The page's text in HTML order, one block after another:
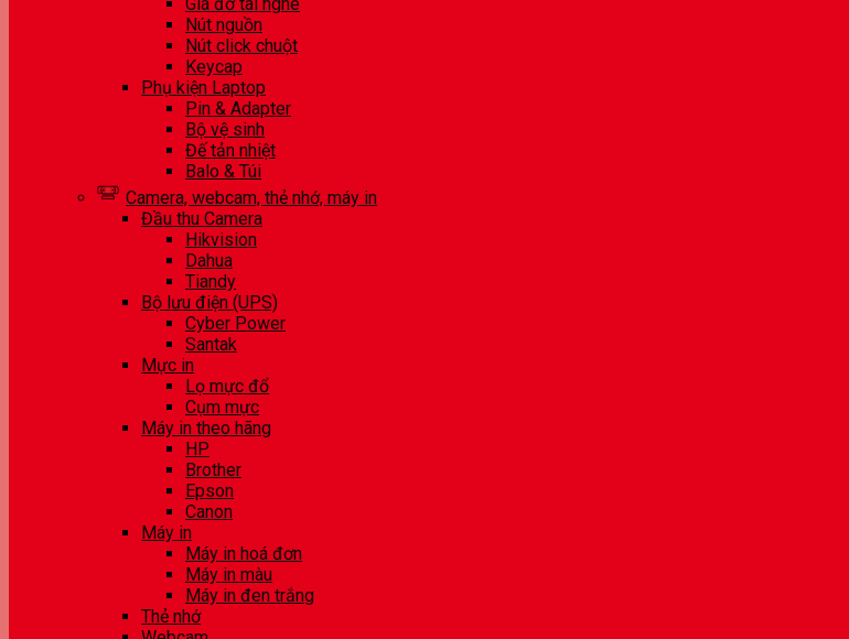
Nút nguồn
Nút click chuột
Keycap
Phụ kiện Laptop
Pin & Adapter
Bộ vệ sinh
Đế tản nhiệt
Balo & Túi
Camera, webcam, thẻ nhớ, máy in
Đầu thu Camera
Hikvision
Dahua
Tiandy
Bộ lưu điện (UPS)
Cyber Power
Santak
Mực in
Lọ mực đổ
Cụm mực
Máy in theo hãng
HP
Brother
Epson
Canon
Máy in
Máy in hoá đơn
Máy in màu
Máy in đen trắng
Thẻ nhớ